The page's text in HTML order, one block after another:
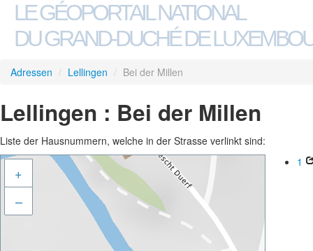
LE GÉOPORTAIL NATIONAL
DU GRAND-DUCHÉ DE
Adressen / Lellingen / Bei der Millen
Lellingen : Bei der Millen
Liste der Hausnummern, welche in der Strasse verlinkt sind:
+
–
1